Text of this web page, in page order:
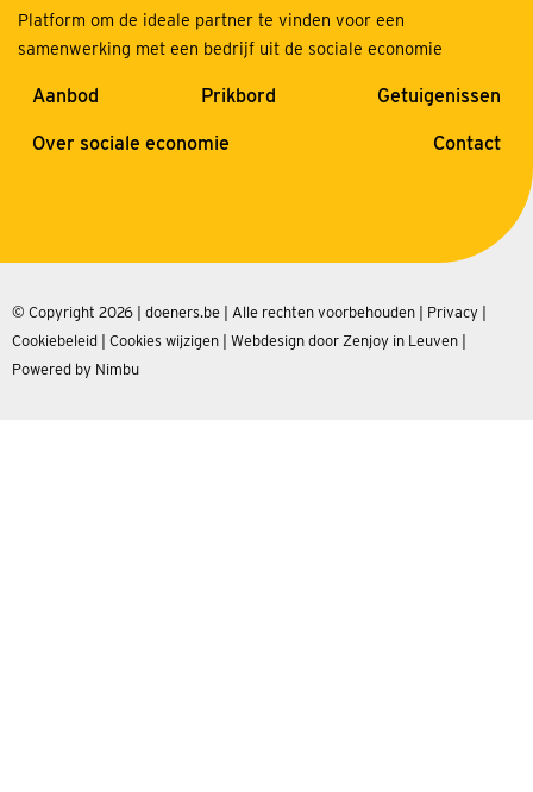
Platform om de ideale partner te vinden voor een
samenwerking met een bedrijf uit de sociale economie
Aanbod Prikbord Getuigenissen
Over sociale economie Contact
© Copyright 2026 | doeners.be | Alle rechten voorbehouden | Privacy
Cookiebeleid
Cookies wijzigen Webdesign door Zenjoy in Leuven
Powered by Nimbu